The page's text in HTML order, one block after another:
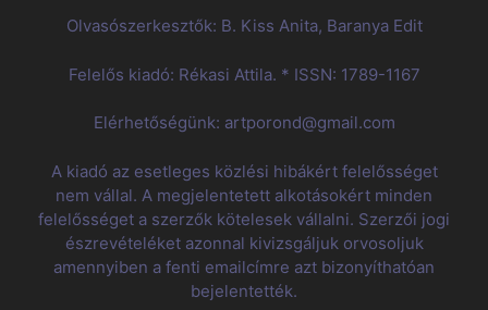
Olvasószerkesztők: B. Kiss Anita, Baranya Edit
Felelős kiadó: Rékasi Attila. * ISSN: 1789-1167
Elérhetőségünk: artporond@gmail.com
A kiadó az esetleges közlési hibákért felelősséget
nem vállal. A megjelentetett alkotásokért minden
felelősséget a szerzők kötelesek vállalni. Szerzői jogi
észrevételéket azonnal kivizsgáljuk orvosoljuk
amennyiben a fenti emailcímre azt bizonyíthatóan
bejelentették.